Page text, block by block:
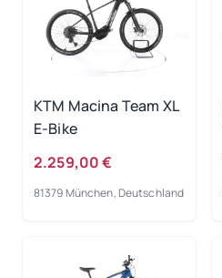
KTM Macina Team XL
E-Bike
2.259,00 €
81379 München, Deutschland